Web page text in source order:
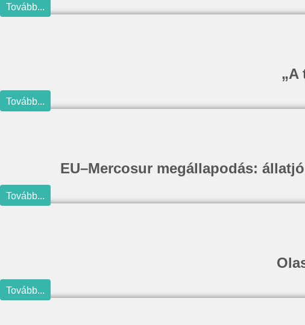
Tovább...
„A
Tovább...
EU–Mercosur megállapodás:
Tovább...
Tovább...